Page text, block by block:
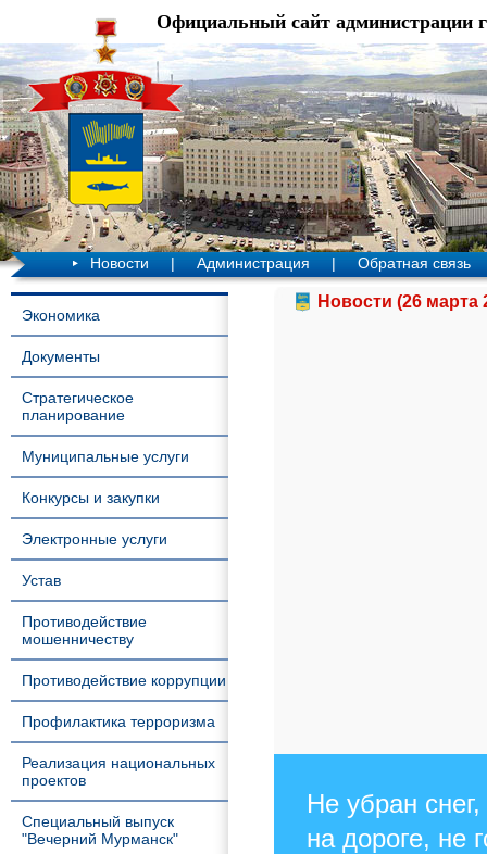
Официальный сайт администрации
Новости | Администрация | Обратная связь
Экономика
Документы
Стратегическое
планирование
Муниципальные услуги
Конкурсы и закупки
Электронные услуги
Устав
Противодействие
мошенничеству
Противодействие коррупции
Профилактика терроризма
Реализация национальных
проектов
Специальный выпуск
"Вечерний Мурманск"
Новости (26 марта
Не убран
на дороге, не